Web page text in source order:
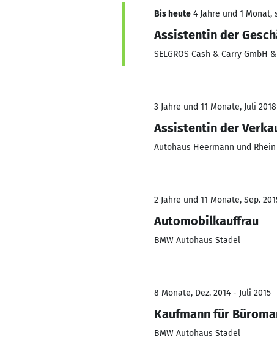
Bis heute 4 Jahre und 1 Monat,
Assistentin der
SELGROS Cash & Carry GmbH
3 Jahre und 11 Monate, Juli
Assistentin der
Autohaus Heermann und Rhein
2 Jahre und 11 Monate, Sep.
Automobilkauffrau
BMW Autohaus Stadel
8 Monate, Dez. 2014 - Juli 2015
Kaufmann für
BMW Autohaus Stadel